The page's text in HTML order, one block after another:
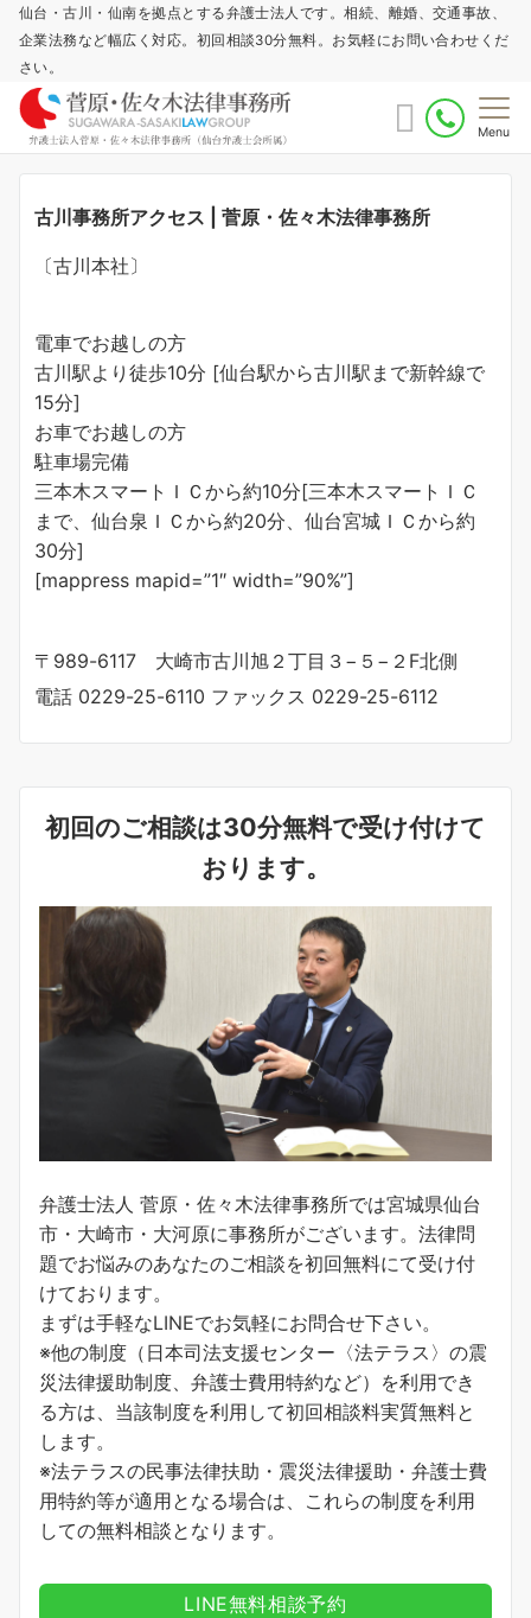
仙台・古川・仙南を拠点とする弁護士法人です。相続、離婚、交通事故、
企業法務など幅広く対応。初回相談30分無料。お気軽にお問い合わせくだ
さい。
Menu
古川事務所アクセス | 菅原・佐々木法律事務所
〔古川本社〕
電車でお越しの方
古川駅より徒歩10分 [仙台駅から古川駅まで新幹線で
15分]
お車でお越しの方
駐車場完備
三本木スマートＩＣから約10分[三本木スマートＩＣ
まで、仙台泉ＩＣから約20分、仙台宮城ＩＣから約
30分]
[mappress mapid=”1″ width=”90%”]
〒989-6117 大崎市古川旭２丁目３−５−２F北側
電話 0229-25-6110 ファックス 0229-25-6112
初回のご相談は30分無料で受け付けて
おります。
弁護士法人 菅原・佐々木法律事務所では宮城県仙台
市・大崎市・大河原に事務所がございます。法律問
題でお悩みのあなたのご相談を初回無料にて受け付
けております。
まずは手軽なLINEでお気軽にお問合せ下さい。
※他の制度（日本司法支援センター〈法テラス〉の震
災法律援助制度、弁護士費用特約など）を利用でき
る方は、当該制度を利用して初回相談料実質無料と
します。
※法テラスの民事法律扶助・震災法律援助・弁護士費
用特約等が適用となる場合は、これらの制度を利用
しての無料相談となります。
LINE無料相談予約